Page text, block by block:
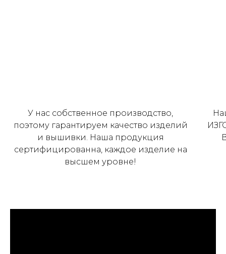
У нас собственное производство,
поэтому гарантируем качество изделий
и вышивки. Наша продукция
сертифицированна, каждое изделие на
высшем уровне!